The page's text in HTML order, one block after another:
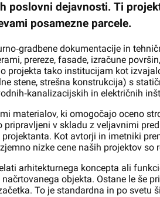
poslovni dejavnosti. Ti
posamezne parcele.
dokumentacije in
prereze, fasade, izračune površin,
projekta tako institucijam kot
stene, strešna konstrukcija) s
in električnih
materialov, ki omogočajo oceno
v skladu z veljavnimi
Kot avtorji in imetniki
nizke cene naših projektov so
arhitekturnega koncepta ali
objekta. Ostane le še
To je standardna in po svetu